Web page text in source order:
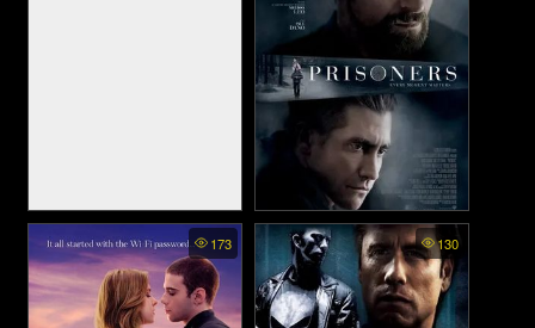
New Female Prisoner
Scorpion Special Cellblock X
(1977)
Prisoners - คู่เดือดเชือดปมดิบ
(2013)
173 130